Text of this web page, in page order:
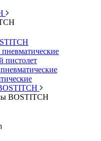
пневматические
пистолет
BOSTITCH